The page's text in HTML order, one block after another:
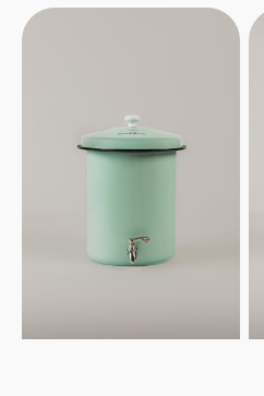
Filtro
de
de